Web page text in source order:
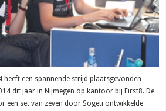
heeft een spannende strijd plaatsgevonden
dit jaar in Nijmegen op kantoor bij First8. De
een set van zeven door Sogeti ontwikkelde